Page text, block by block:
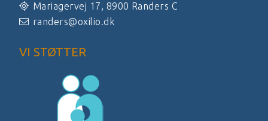
Mariagervej 17, 8900 Randers C
randers@oxilio.dk
VI STØTTER